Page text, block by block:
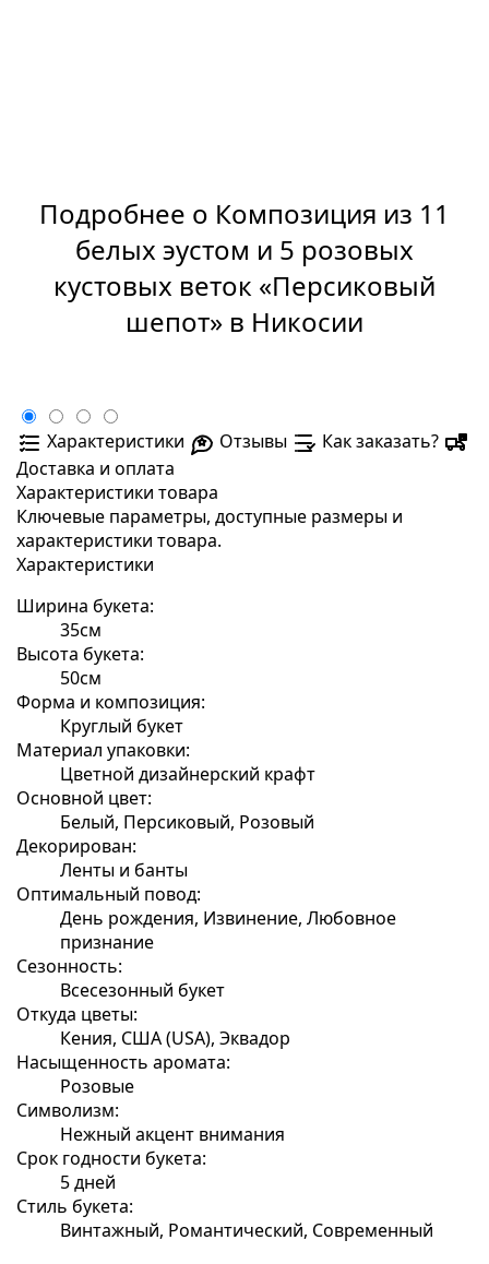
Подробнее о Композиция из 11
белых эустом и 5 розовых
кустовых веток «Персиковый
шепот» в Никосии
Характеристики Отзывы
Как заказать?
Доставка и оплата
Характеристики товара
Ключевые параметры, доступные размеры и
характеристики товара.
Характеристики
Ширина букета:
35см
Высота букета:
50см
Форма и композиция:
Круглый букет
Материал упаковки:
Цветной дизайнерский крафт
Основной цвет:
Белый, Персиковый, Розовый
Декорирован:
Ленты и банты
Оптимальный повод:
День рождения, Извинение, Любовное
признание
Сезонность:
Всесезонный букет
Откуда цветы:
Кения, США (USA), Эквадор
Насыщенность аромата:
Розовые
Символизм:
Нежный акцент внимания
Срок годности букета:
5 дней
Стиль букета:
Винтажный, Романтический, Современный